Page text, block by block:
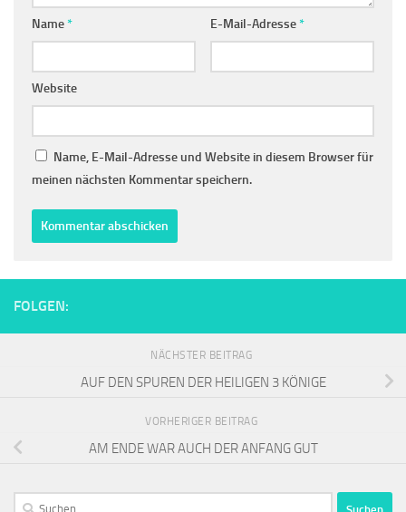
Name* E-Mail-Adresse*
Website
Name, E-Mail-Adresse und Website in diesem Browser für
meinen nächsten Kommentar speichern.
FOLGEN:
NÄCHSTER BEITRAG
AUF DEN SPUREN DER HEILIGEN 3 KÖNIGE
VORHERIGER BEITRAG
AM ENDE WAR AUCH DER ANFANG GUT
Suchen